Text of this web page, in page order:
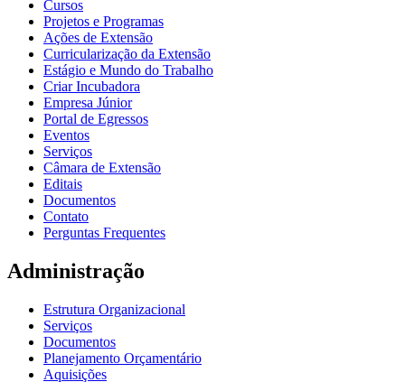
Cursos
Projetos e Programas
Ações de Extensão
Curricularização da Extensão
Estágio e Mundo do Trabalho
Criar Incubadora
Empresa Júnior
Portal de Egressos
Eventos
Serviços
Câmara de Extensão
Editais
Documentos
Contato
Perguntas Frequentes
Administração
Estrutura Organizacional
Serviços
Documentos
Planejamento Orçamentário
Aquisições